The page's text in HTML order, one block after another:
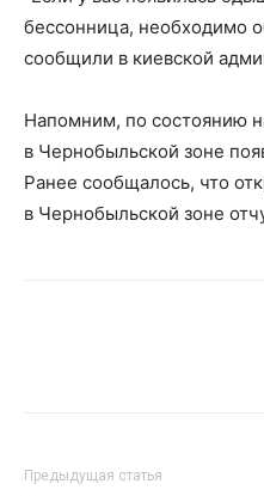
бессонница, необходимо
сообщили в киевской
Напомним, по состоянию
в Чернобыльской зоне
Ранее сообщалось, что
в Чернобыльской зоне
Предыдущая статья